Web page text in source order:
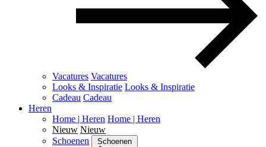
Vacatures Vacatures
Looks & Inspiratie Looks & Inspiratie
Cadeau Cadeau
Heren
Home | Heren Home | Heren
Nieuw Nieuw
Schoenen
Schoenen